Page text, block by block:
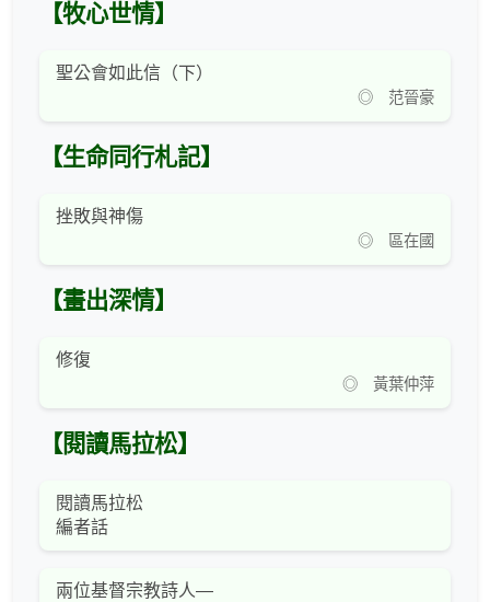
【牧心世情】
聖公會如此信（下）
◎ 范晉豪
【生命同行札記】
挫敗與神傷
◎ 區在國
【畫出深情】
修復
◎ 黃葉仲萍
【閱讀馬拉松】
閱讀馬拉松
編者話
兩位基督宗教詩人—